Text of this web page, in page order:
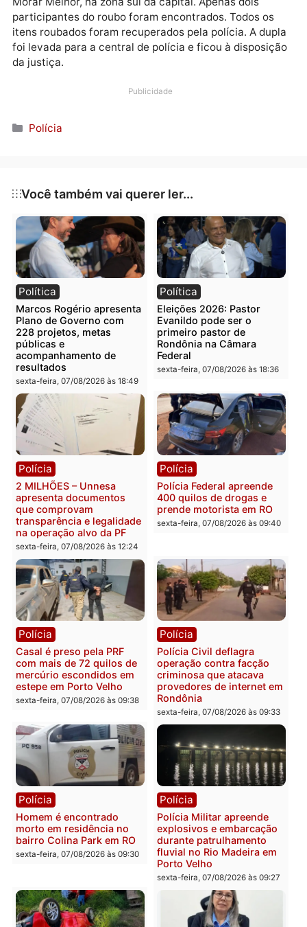
em um automóvel modelo Saveiro, levando
e outros produtos da casa.
A polícia conseguiu verificar a placa do carro
de câmeras de segurança e localizaram o veículo no
Morar Melhor, na zona sul da capital. Apenas dois
itens roubados foram recuperados pela polícia. A
Publicidade
Categorias
Polícia
Você também vai querer ler...
Política
Marcos Rogério apresenta
Plano de Governo com
228 projetos, metas
públicas e
acompanhamento de
resultados
sexta-feira, 07/08/2026 às 18:49
Política
Eleições 2026: Pastor
Evanildo pode ser o
primeiro pastor de
Rondônia na Câmara
Federal
sexta-feira, 07/08/2026 às
Polícia
2 MILHÕES – Unnesa
apresenta documentos
que comprovam
transparência e legalidade
na operação alvo da PF
sexta-feira, 07/08/2026 às 12:24
Polícia
Polícia Federal apreende
400 quilos de drogas e
prende motorista em RO
sexta-feira, 07/08/2026 às
Polícia
Casal é preso pela PRF
com mais de 72 quilos de
mercúrio escondidos em
estepe em Porto Velho
Polícia
Polícia Civil deflagra
operação contra facção
criminosa que atacava
provedores de internet
Rondônia
sexta-feira, 07/08/2026 às